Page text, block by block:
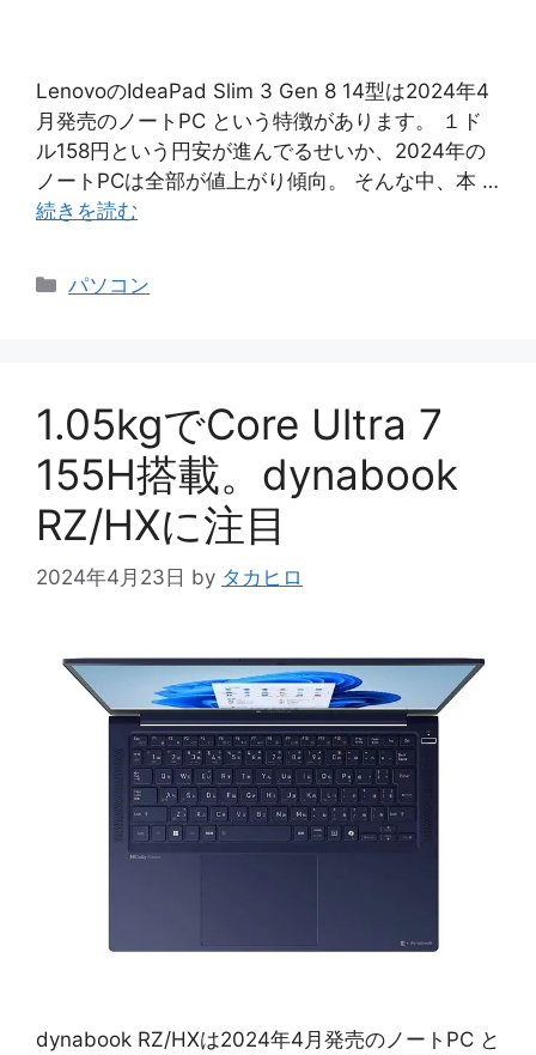
LenovoのIdeaPad Slim 3 Gen 8 14型は2024年4
月発売のノートPC という特徴があります。 １ド
ル158円という円安が進んでるせいか、2024年の
ノートPCは全部が値上がり傾向。 そんな中、本 …
続きを読む
カ
パソコン
1.05kgでCore Ultra 7
155H搭載。dynabook
RZ/HXに注目
2024年4月23日 by タカヒロ
dynabook RZ/HXは2024年4月発売のノートPC と